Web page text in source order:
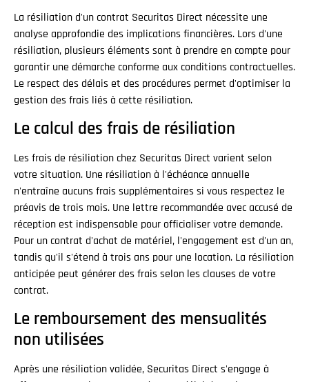
La résiliation d'un contrat Securitas Direct nécessite une
analyse approfondie des implications financières. Lors d'une
résiliation, plusieurs éléments sont à prendre en compte pour
garantir une démarche conforme aux conditions contractuelles.
Le respect des délais et des procédures permet d'optimiser la
gestion des frais liés à cette résiliation.
Le calcul des frais de résiliation
Les frais de résiliation chez Securitas Direct varient selon
votre situation. Une résiliation à l'échéance annuelle
n'entraîne aucuns frais supplémentaires si vous respectez le
préavis de trois mois. Une lettre recommandée avec accusé de
réception est indispensable pour officialiser votre demande.
Pour un contrat d'achat de matériel, l'engagement est d'un an,
tandis qu'il s'étend à trois ans pour une location. La résiliation
anticipée peut générer des frais selon les clauses de votre
contrat.
Le remboursement des mensualités
non utilisées
Après une résiliation validée, Securitas Direct s'engage à